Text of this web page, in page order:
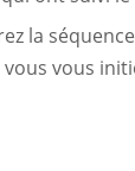
la
vous